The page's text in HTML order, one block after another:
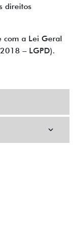
direitos
com a Lei Geral
– LGPD).